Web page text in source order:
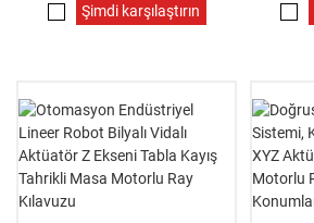
Şimdi karşılaştırın